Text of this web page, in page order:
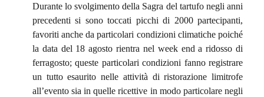
Durante lo svolgimento della Sagra del tartufo negli anni
precedenti si sono toccati picchi di 2000 partecipanti,
favoriti anche da particolari condizioni climatiche poiché
la data del 18 agosto rientra nel week end a ridosso di
ferragosto; queste particolari condizioni fanno registrare
un tutto esaurito nelle attività di ristorazione limitrofe
all’evento sia in quelle ricettive in modo particolare negli